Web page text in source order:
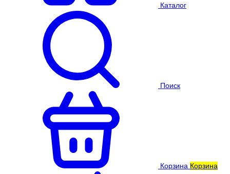
Каталог
Поиск
Корзина Корзина